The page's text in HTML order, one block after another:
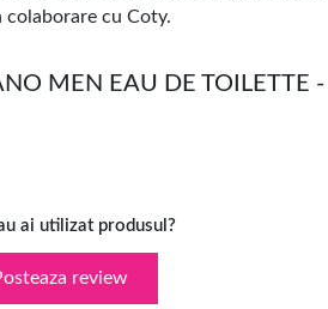
cu Coty.
MEN EAU DE TOILETTE -
ai utilizat produsul?
review